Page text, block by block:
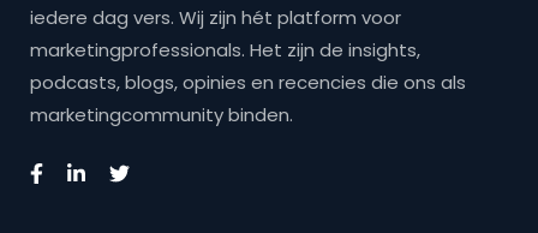
iedere dag vers. Wij zijn hét platform voor
marketingprofessionals. Het zijn de insights,
podcasts, blogs, opinies en recencies die ons als
marketingcommunity binden.